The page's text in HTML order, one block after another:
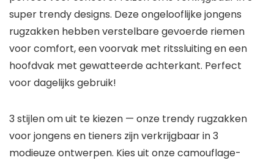
super trendy designs. Deze ongelooflijke jongens
rugzakken hebben verstelbare gevoerde riemen
voor comfort, een voorvak met ritssluiting en een
hoofdvak met gewatteerde achterkant. Perfect
voor dagelijks gebruik!
3 stijlen om uit te kiezen — onze trendy rugzakken
voor jongens en tieners zijn verkrijgbaar in 3
modieuze ontwerpen. Kies uit onze camouflage-